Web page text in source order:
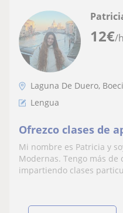
12€/h
Laguna De Duero,
Lengua
Ofrezco clases de
Mi nombre es Patricia y
Modernas. Tengo más de
impartiendo clases